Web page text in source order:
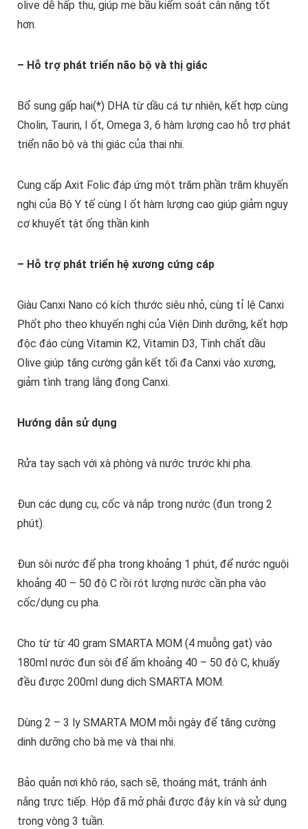
olive dễ hấp thu, giúp mẹ bầu kiểm soát cân nặng tốt
hơn.
– Hỗ trợ phát triển não bộ và thị giác
Bổ sung gấp hai(*) DHA từ dầu cá tự nhiên, kết hợp cùng
Cholin, Taurin, I ốt, Omega 3, 6 hàm lượng cao hỗ trợ phát
triển não bộ và thị giác của thai nhi.
Cung cấp Axit Folic đáp ứng một trăm phần trăm khuyến
nghị của Bộ Y tế cùng I ốt hàm lượng cao giúp giảm nguy
cơ khuyết tật ống thần kinh
– Hỗ trợ phát triển hệ xương cứng cáp
Giàu Canxi Nano có kích thước siêu nhỏ, cùng tỉ lệ Canxi
Phốt pho theo khuyến nghị của Viện Dinh dưỡng, kết hợp
độc đáo cùng Vitamin K2, Vitamin D3, Tinh chất dầu
Olive giúp tăng cường gắn kết tối đa Canxi vào xương,
giảm tình trạng lắng đọng Canxi.
Hướng dẫn sử dụng
Rửa tay sạch với xà phòng và nước trước khi pha.
Đun các dụng cụ, cốc và nắp trong nước (đun trong 2
phút).
Đun sôi nước để pha trong khoảng 1 phút, để nước nguội
khoảng 40 – 50 độ C rồi rót lượng nước cần pha vào
cốc/dụng cụ pha.
Cho từ từ 40 gram SMARTA MOM (4 muỗng gạt) vào
180ml nước đun sôi để ấm khoảng 40 – 50 độ C, khuấy
đều được 200ml dung dịch SMARTA MOM.
Dùng 2 – 3 ly SMARTA MOM mỗi ngày để tăng cường
dinh dưỡng cho bà mẹ và thai nhi.
Bảo quản nơi khô ráo, sạch sẽ, thoáng mát, tránh ánh
nắng trực tiếp. Hộp đã mở phải được đậy kín và sử dụng
trong vòng 3 tuần.